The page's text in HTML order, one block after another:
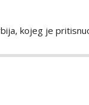
kojeg je